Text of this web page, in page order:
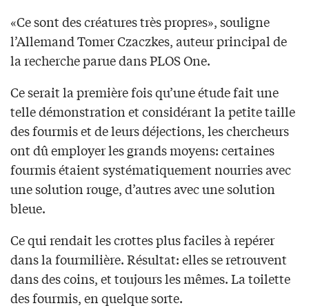
«Ce sont des créatures très propres», souligne
l’Allemand Tomer Czaczkes, auteur principal de
la recherche parue dans PLOS One.
Ce serait la première fois qu’une étude fait une
telle démonstration et considérant la petite taille
des fourmis et de leurs déjections, les chercheurs
ont dû employer les grands moyens: certaines
fourmis étaient systématiquement nourries avec
une solution rouge, d’autres avec une solution
bleue.
Ce qui rendait les crottes plus faciles à repérer
dans la fourmilière. Résultat: elles se retrouvent
dans des coins, et toujours les mêmes. La toilette
des fourmis, en quelque sorte.